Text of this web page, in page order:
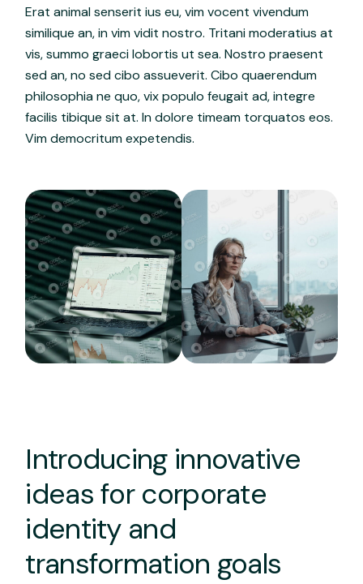
Erat animal senserit ius eu, vim vocent vivendum
similique an, in vim vidit nostro. Tritani moderatius at
vis, summo graeci lobortis ut sea. Nostro praesent
sed an, no sed cibo assueverit. Cibo quaerendum
philosophia ne quo, vix populo feugait ad, integre
facilis tibique sit at. In dolore timeam torquatos eos.
Vim democritum expetendis.
Introducing innovative
ideas for corporate
identity and
transformation goals